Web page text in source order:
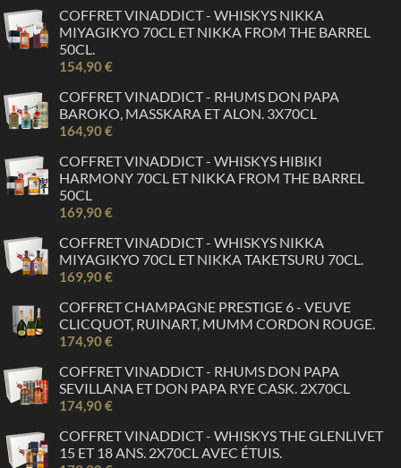
COFFRET VINADDICT - WHISKYS NIKKA
MIYAGIKYO 70CL ET NIKKA FROM THE BARREL
50CL.
154,90 €
COFFRET VINADDICT - RHUMS DON PAPA
BAROKO, MASSKARA ET ALON. 3X70CL
164,90 €
COFFRET VINADDICT - WHISKYS HIBIKI
HARMONY 70CL ET NIKKA FROM THE BARREL
50CL
169,90 €
COFFRET VINADDICT - WHISKYS NIKKA
MIYAGIKYO 70CL ET NIKKA TAKETSURU 70CL.
169,90 €
COFFRET CHAMPAGNE PRESTIGE 6 - VEUVE
CLICQUOT, RUINART, MUMM CORDON ROUGE.
174,90 €
COFFRET VINADDICT - RHUMS DON PAPA
SEVILLANA ET DON PAPA RYE CASK. 2X70CL
174,90 €
COFFRET VINADDICT - WHISKYS THE GLENLIVET
15 ET 18 ANS. 2X70CL AVEC ÉTUIS.